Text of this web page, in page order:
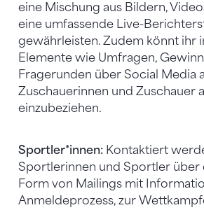
eine Mischung aus Bildern,
eine umfassende Live-
gewährleisten. Zudem könnt ihr
Elemente wie Umfragen,
Fragerunden über Social Media
Zuschauerinnen und Zuschauer
einzubeziehen.
Sportler*innen: Kontaktiert
Sportlerinnen und Sportler über
Form von Mailings mit
Anmeldeprozess, zur